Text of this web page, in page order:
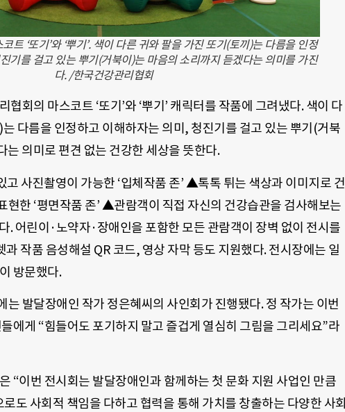
트 ‘또기’와 ‘뿌기’. 색이 다른 귀와 팔을 가진 또기(토끼)는 다름을 인정
기를 걸고 있는 뿌기(거북이)는 마음의 소리까지 듣겠다는 의미를 가진
다. /한국건강관리협회
회의 마스코트 ‘또기’와 ‘뿌기’ 캐릭터를 작품에 그려냈다. 색이 다
다름을 인정하고 이해하자는 의미, 청진기를 걸고 있는 뿌기(거북
는 의미로 편견 없는 건강한 세상을 뜻한다.
사진촬영이 가능한 ‘입체작품 존’ ▲톡톡 튀는 색상과 이미지로 건
현한 ‘평면작품 존’ ▲관람객이 직접 자신의 건강습관을 검사해보는
. 어린이·노약자·장애인을 포함한 모든 관람객이 장벽 없이 전시를
작품 음성해설 QR 코드, 영상 자막 등도 지원했다. 전시장에는 일
방문했다.
는 발달장애인 작가 정은혜씨의 사인회가 진행됐다. 정 작가는 이번
에게 “힘들어도 포기하지 말고 즐겁게 열심히 그림을 그리세요”라
“이번 전시회는 발달장애인과 함께하는 첫 문화 지원 사업인 만큼
도 사회적 책임을 다하고 협력을 통해 가치를 창출하는 다양한 사회